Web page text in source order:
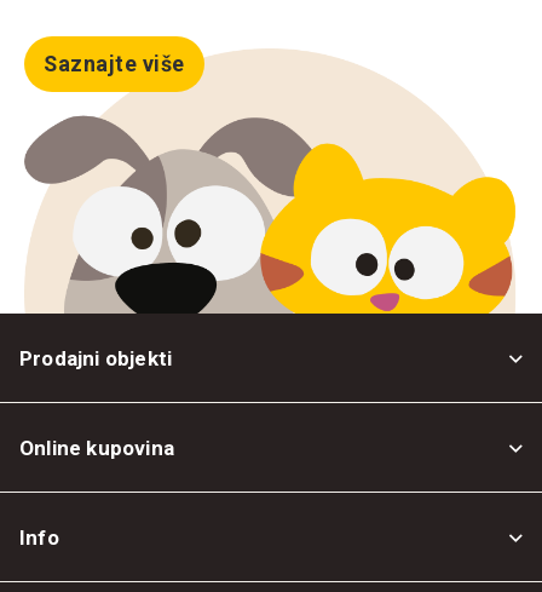
Saznajte više
Prodajni objekti
Online kupovina
Info